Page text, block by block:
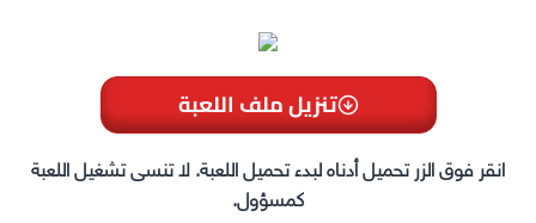
تنزيل ملف اللعبة
انقر فوق الزر تحميل أدناه لبدء تحميل اللعبة. لا تنسى تشغيل اللعبة
كمسؤول.